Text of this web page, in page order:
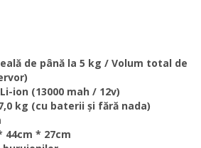
de până la 5 kg / Volum total de
ion (13000 mah / 12v)
kg (cu baterii și fără nada)
44cm * 27cm